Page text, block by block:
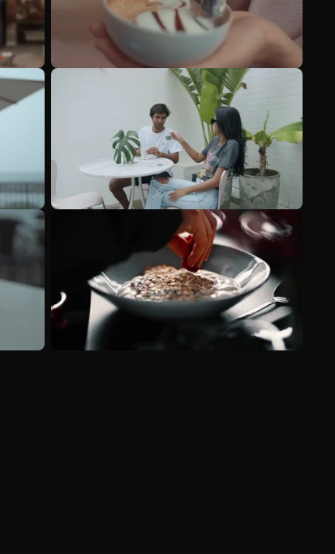
Mehr anzeigen